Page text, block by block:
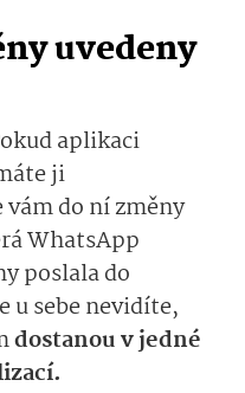
uvedeny
aplikaci
ji
vám do ní změny
WhatsApp
poslala do
u sebe nevidíte,
dostanou v jedné